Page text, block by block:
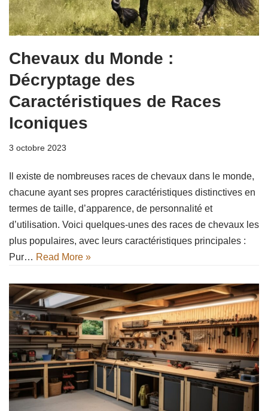
Chevaux du Monde :
Décryptage des
Caractéristiques de Races
Iconiques
3 octobre 2023
Il existe de nombreuses races de chevaux dans le monde,
chacune ayant ses propres caractéristiques distinctives en
termes de taille, d’apparence, de personnalité et
d’utilisation. Voici quelques-unes des races de chevaux les
plus populaires, avec leurs caractéristiques principales :
Pur… Read More »